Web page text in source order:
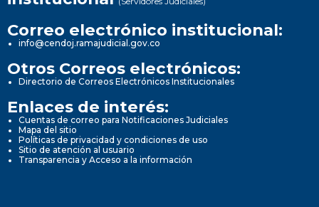
Correo electrónico institucional:
info@cendoj.ramajudicial.gov.co
Otros Correos electrónicos:
Directorio de Correos Electrónicos Institucionales
Enlaces de interés:
Cuentas de correo para Notificaciones Judiciales
Mapa del sitio
Políticas de privacidad y condiciones de uso
Sitio de atención al usuario
Transparencia y Acceso a la información